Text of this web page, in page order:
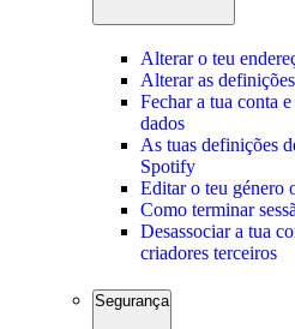
Alterar o teu
Alterar as
Fechar a tua conta
dados
As tuas definições
Spotify
Editar o teu género
Como terminar
Desassociar a tua
criadores terceiros
Segurança